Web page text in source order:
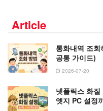
Article
통화내역 조
공통 가이드)
2026-07-20
넷플릭스 화
엣지 PC 설정